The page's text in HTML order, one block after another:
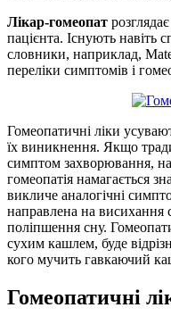
Лікар-гомеопат
пацієнта. Існують навіть
словники, наприклад,
переліки симптомів і
Гомеопатичні ліки
їх виникнення. Якщо
симптом захворювання,
гомеопатія намагається
викличе аналогічні
направлена на висихання
поліпшення сну.
сухим кашлем, буде
кого мучить гавкаючий
Гомеопатичні